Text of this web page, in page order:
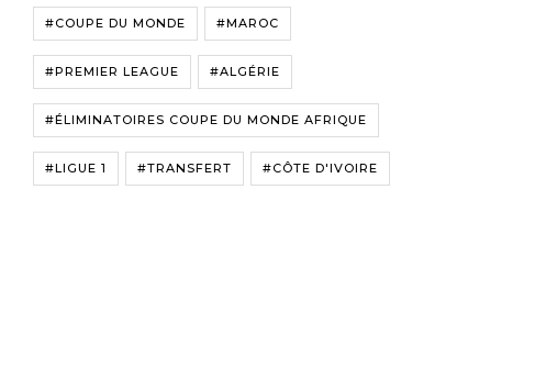
#COUPE DU MONDE #MAROC
#PREMIER LEAGUE #ALGÉRIE
#ÉLIMINATOIRES COUPE DU MONDE AFRIQUE
#LIGUE 1 #TRANSFERT #CÔTE D'IVOIRE